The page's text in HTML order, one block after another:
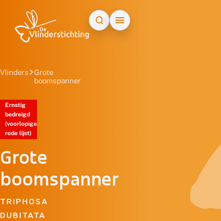
Vlinders
Grote
boomspanner
Ernstig
bedreigd
(voorlopige
rode lijst)
Grote
boomspanner
TRIPHOSA
DUBITATA